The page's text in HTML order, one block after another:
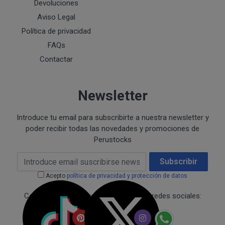
Devoluciones
Aviso Legal
Política de privacidad
FAQs
Contactar
Newsletter
Introduce tu email para subscribirte a nuestra newsletter y
poder recibir todas las novedades y promociones de
Perustocks
Email Address Subscribir
Acepto política de privacidad y protección de datos
Conecta con nosotros a través de las redes sociales:
A tal efecto, el cliente consiente que dicha factura se
recibirá Accediendo a la web en el apartado
PRODUCTOS
El pedido será entregado en el domicilio designado
El ámbito de entrega recoge las siguientes zonas:
Comunidad Europea..
FORMAS Y PLAZOS DE ENTREGA
Entrega a domicilio, mediante empresas de